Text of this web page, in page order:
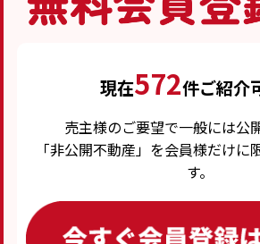
現在572件ご紹介
売主様のご要望で一般には公
「非公開不動産」を会員様だけに
す。